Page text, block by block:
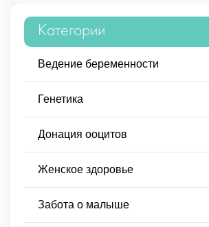
Категории
Ведение беременности
Генетика
Донация ооцитов
Женское здоровье
Забота о малыше